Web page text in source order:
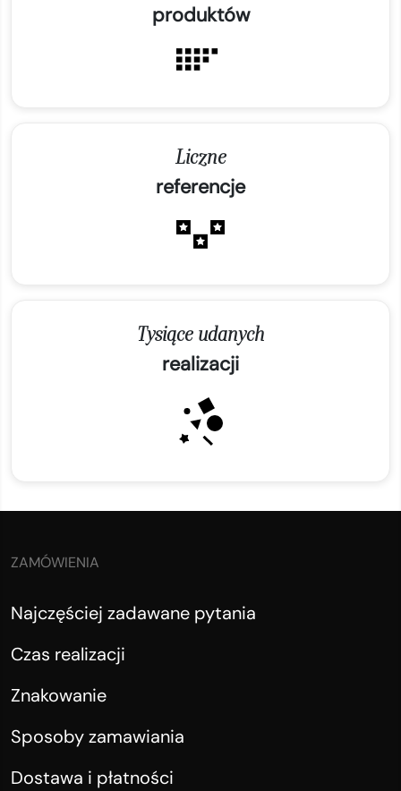
produktów
Liczne
referencje
Tysiące udanych
realizacji
ZAMÓWIENIA
Najczęściej zadawane pytania
Czas realizacji
Znakowanie
Sposoby zamawiania
Dostawa i płatności